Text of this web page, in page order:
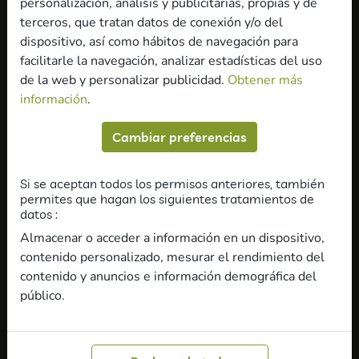
Contacto
Academia Estudiar es fácil
Nuestro correo
hola@estudiaresfacil.com
Nuestra sede central
He leído y acepto elAviso legaly laPolítica de
privacidad.
Acepto recibir información comercial, incluso por
medios electrónicos.
Enviar
terceros, que tratan datos de conexión y/o del
dispositivo, así como hábitos de navegación para
facilitarle la navegación, analizar estadísticas del uso
de la web y personalizar publicidad. Obtener más
información.
Cambiar preferencias
Si se aceptan todos los permisos anteriores, también
permites que hagan los siguientes tratamientos de
datos :
Almacenar o acceder a información en un dispositivo,
contenido personalizado, mesurar el rendimiento del
contenido y anuncios e información demográfica del
público.